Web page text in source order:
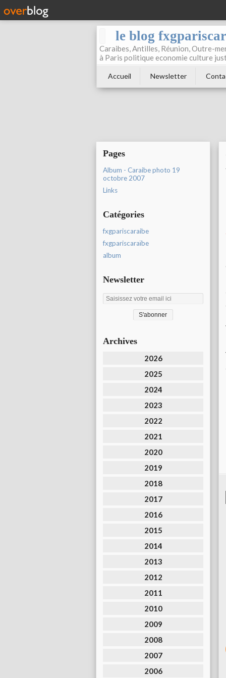
le blog
Caraibes, Antilles, Réunion, Outre-
à Paris politique economie culture
Accueil Newsletter
Pages
Album - Caraibe photo 19
octobre 2007
Links
Catégories
fxgpariscaraibe
fxgpariscaraïbe
album
Newsletter
Archives
2026
2025
2024
2023
2022
2021
2020
2019
2018
2017
2016
2015
2014
2013
2012
2011
2010
2009
2008
2007
2006